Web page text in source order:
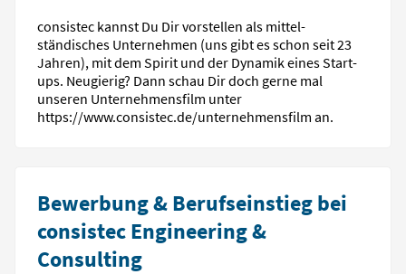
consistec kannst Du Dir vorstellen als mittel­
ständisches Unternehmen (uns gibt es schon seit 23
Jahren), mit dem Spirit und der Dynamik eines Start-
ups. Neugierig? Dann schau Dir doch gerne mal
unseren Unternehmens­film unter
https://www.consistec.de/unternehmensfilm an.
Bewerbung & Berufseinstieg bei
consistec Engineering &
Consulting